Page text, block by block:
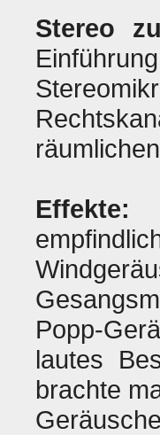
Stereo
Effekte:
Popp-
lautes
brachte